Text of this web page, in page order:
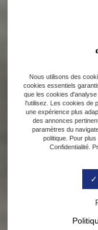
Nous utilisons des
cookies essentiels
que les cookies
l'utilisez. Les cookies de
une expérience plus
des annonces
paramètres du
politique. Pour
Confidentialité.